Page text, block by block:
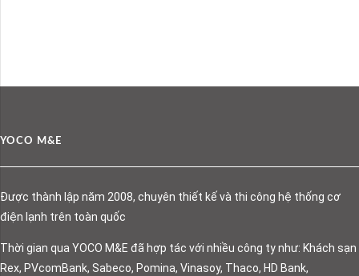
YOCO M&E
Được thành lập năm 2008, chuyên thiết kế và thi công hệ thống cơ
điện lạnh trên toàn quốc
Thời gian qua YOCO M&E đã hợp tác với nhiều công ty như: Khách sạn
Rex, PVcomBank, Sabeco, Pomina, Vinasoy, Thaco, HD Bank,